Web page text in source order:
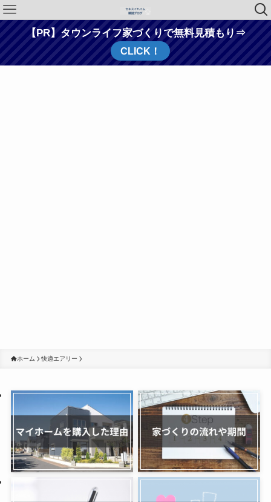
【PR】タウンライフ家づくりで無料見積もり⇒
CLICK！
ホーム 快適エアリー